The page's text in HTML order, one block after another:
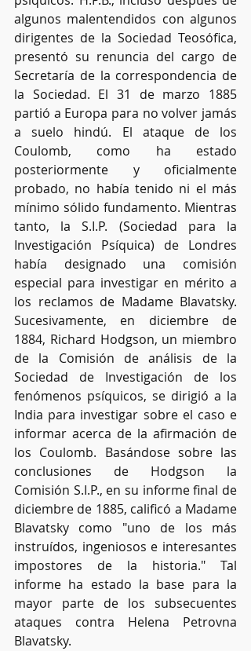
algunos malentendidos con algunos
dirigentes de la Sociedad Teosófica,
presentó su renuncia del cargo de
Secretaría de la correspondencia de
la Sociedad. El 31 de marzo 1885
partió a Europa para no volver jamás
a suelo hindú. El ataque de los
Coulomb, como ha estado
posteriormente y oficialmente
probado, no había tenido ni el más
mínimo sólido fundamento. Mientras
tanto, la S.I.P. (Sociedad para la
Investigación Psíquica) de Londres
había designado una comisión
especial para investigar en mérito a
los reclamos de Madame Blavatsky.
Sucesivamente, en diciembre de
1884, Richard Hodgson, un miembro
de la Comisión de análisis de la
Sociedad de Investigación de los
fenómenos psíquicos, se dirigió a la
India para investigar sobre el caso e
informar acerca de la afirmación de
los Coulomb. Basándose sobre las
conclusiones de Hodgson la
Comisión S.I.P., en su informe final de
diciembre de 1885, calificó a Madame
Blavatsky como "uno de los más
instruídos, ingeniosos e interesantes
impostores de la historia." Tal
informe ha estado la base para la
mayor parte de los subsecuentes
ataques contra Helena Petrovna
Blavatsky.